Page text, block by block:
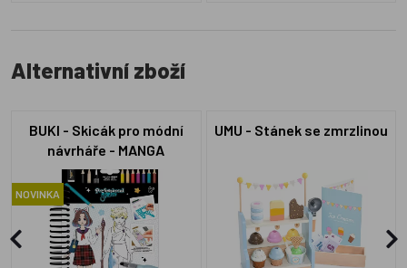
Alternativní zboží
BUKI - Skicák pro módní
návrháře - MANGA
NOVINKA
UMU - Stánek se zmrzlinou